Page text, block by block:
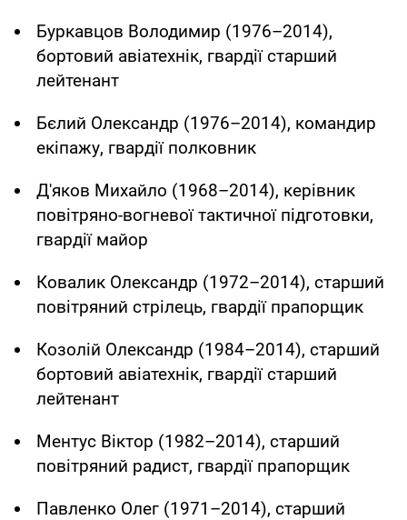
Буркавцов Володимир (1976–2014),
бортовий авіатехнік, гвардії старший
лейтенант
Бєлий Олександр (1976–2014), командир
екіпажу, гвардії полковник
Д'яков Михайло (1968–2014), керівник
повітряно-вогневої тактичної підготовки,
гвардії майор
Ковалик Олександр (1972–2014), старший
повітряний стрілець, гвардії прапорщик
Козолій Олександр (1984–2014), старший
бортовий авіатехнік, гвардії старший
лейтенант
Ментус Віктор (1982–2014), старший
повітряний радист, гвардії прапорщик
Павленко Олег (1971–2014), старший